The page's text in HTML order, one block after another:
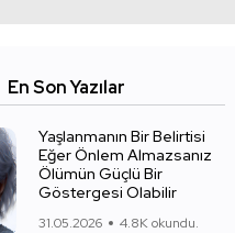
En Son Yazılar
Yaşlanmanın Bir Belirtisi
Eğer Önlem Almazsanız
Ölümün Güçlü Bir
Göstergesi Olabilir
31.05.2026 4.8K okundu.